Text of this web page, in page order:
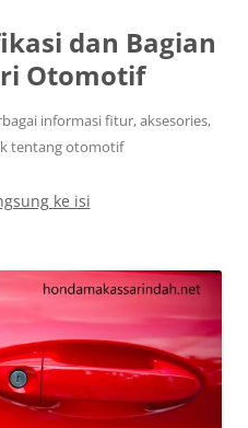
dan Bagian
Otomotif
informasi fitur, aksesories,
tentang otomotif
ke isi